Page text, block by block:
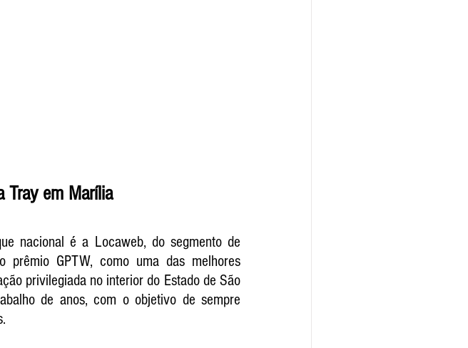
da sede da Tray em Marília
nacional é a Locaweb, do segmento de
prêmio GPTW, como uma das melhores
privilegiada no interior do Estado de São
de anos, com o objetivo de sempre